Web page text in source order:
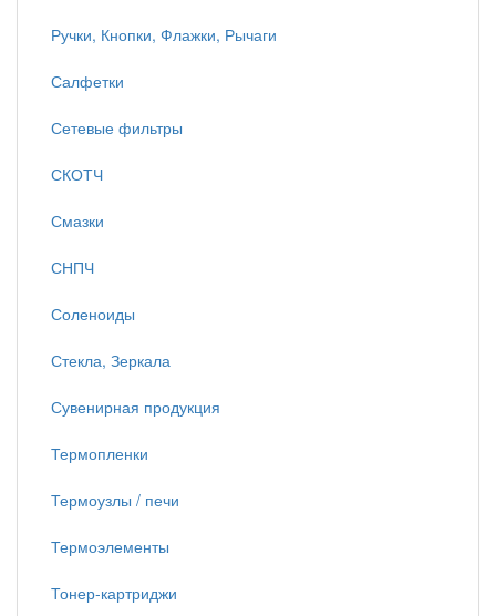
Ручки, Кнопки, Флажки, Рычаги
Салфетки
Сетевые фильтры
СКОТЧ
Смазки
СНПЧ
Соленоиды
Стекла, Зеркала
Сувенирная продукция
Термопленки
Термоузлы / печи
Термоэлементы
Тонер-картриджи